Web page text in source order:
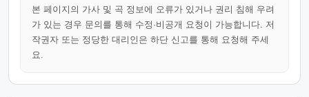
본 페이지의 가사 및 곡 정보에 오류가 있거나 권리 침해 우려
가 있는 경우 문의를 통해 수정·비공개 요청이 가능합니다. 저
작권자 또는 정당한 대리인은 하단 신고를 통해 요청해 주세
요.